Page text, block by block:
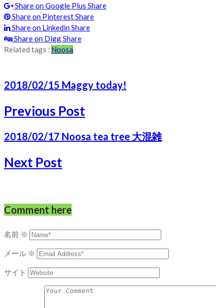
Share on Google Plus Share
Share on PinterestShare
Share on LinkedinShare
Share on DiggShare
Related tags : Noosa
2018/02/15 Maggy today!
Previous Post
2018/02/17 Noosa tea tree 大混雑
Next Post
Comment here
名前 ※
メール ※
サイト